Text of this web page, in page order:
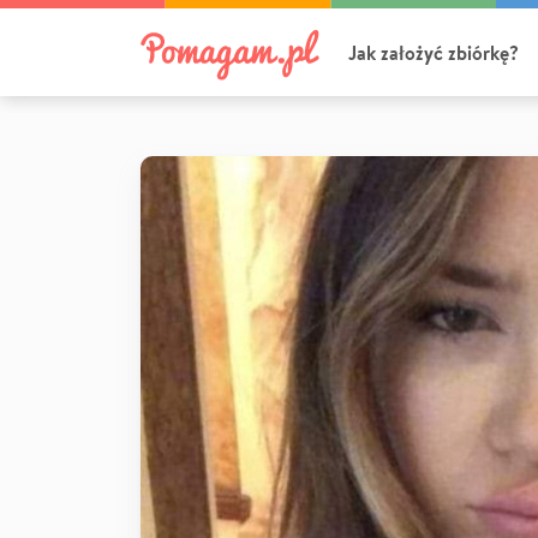
Jak założyć zbiórkę?